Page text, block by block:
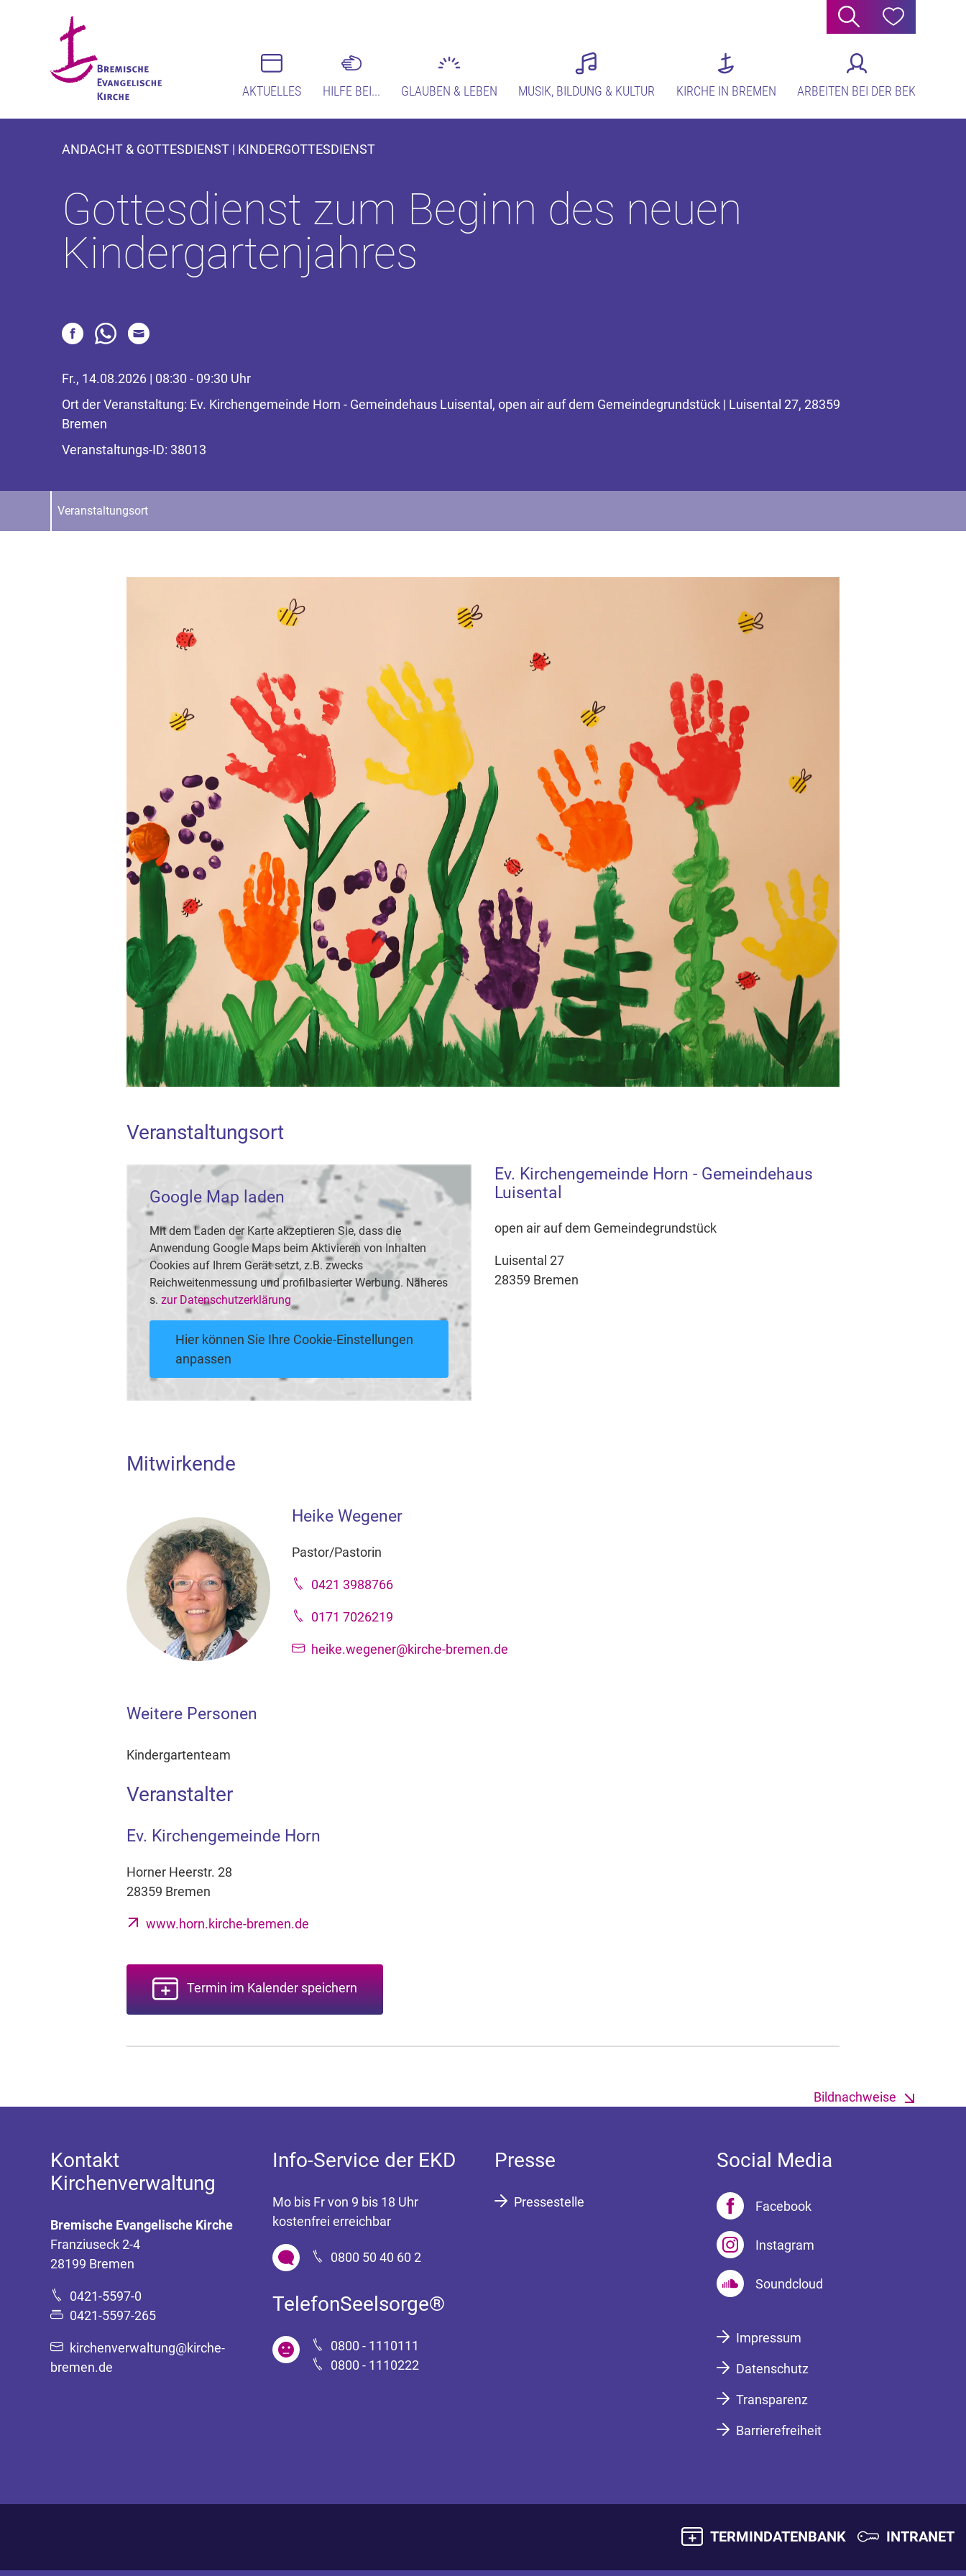
Suche Hilfe
AKTUELLES HILFE BEI... GLAUBEN & LEBEN MUSIK, BILDUNG & KULTUR KIRCHE IN BREMEN ARBEITEN BEI DER BEK
ANDACHT & GOTTESDIENST | KINDERGOTTESDIENST
Gottesdienst zum Beginn des neuen
Kindergartenjahres
Fr., 14.08.2026 | 08:30 - 09:30 Uhr
Ort der Veranstaltung: Ev. Kirchengemeinde Horn - Gemeindehaus Luisental, open air auf dem Gemeindegrundstück | Luisental 27, 28359
Bremen
Veranstaltungs-ID: 38013
Veranstaltungsort
Veranstaltungsort
Google Map laden
Mit dem Laden der Karte akzeptieren Sie, dass die
Anwendung Google Maps beim Aktivieren von Inhalten
Cookies auf Ihrem Gerät setzt, z.B. zwecks
Reichweitenmessung und profilbasierter Werbung. Näheres
s. zur Datenschutzerklärung
Hier können Sie Ihre Cookie-Einstellungen
anpassen
Ev. Kirchengemeinde Horn - Gemeindehaus
Luisental
open air auf dem Gemeindegrundstück
Luisental 27
28359 Bremen
Mitwirkende
Heike Wegener
Pastor/Pastorin
0421 3988766
0171 7026219
heike.wegener@kirche-bremen.de
Weitere Personen
Kindergartenteam
Veranstalter
Ev. Kirchengemeinde Horn
Horner Heerstr. 28
28359 Bremen
www.horn.kirche-bremen.de
Termin im Kalender speichern
Bildnachweise
Kontakt
Kirchenverwaltung
Bremische Evangelische Kirche
Franziuseck 2-4
28199 Bremen
0421-5597-0
0421-5597-265
kirchenverwaltung@kirche-
bremen.de
Info-Service der EKD
Mo bis Fr von 9 bis 18 Uhr
kostenfrei erreichbar
0800 50 40 60 2
TelefonSeelsorge®
0800 - 1110111
0800 - 1110222
Presse
Pressestelle
Social Media
Facebook
Instagram
Soundcloud
Impressum
Datenschutz
Transparenz
Barrierefreiheit
TERMINDATENBANK INTRANET